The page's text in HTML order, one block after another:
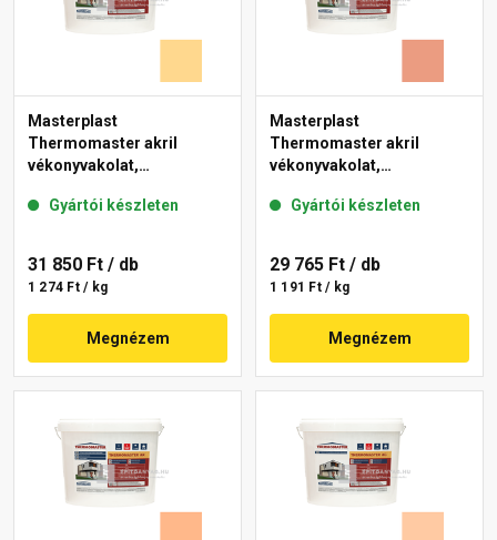
Masterplast
Thermomaster akril
vékonyvakolat,
01-D 25 kg
Gyártói készleten
31 850 Ft / db
1 274 Ft / kg
Megnézem
Masterplast
Thermomaster akril
vékonyvakolat,
17-C 25 kg
Gyártói készleten
29 765 Ft / db
1 191 Ft / kg
Megnézem